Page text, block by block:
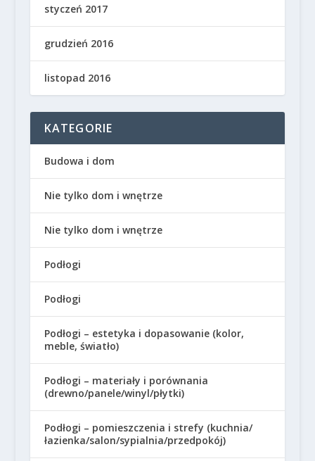
styczeń 2017
grudzień 2016
listopad 2016
KATEGORIE
Budowa i dom
Nie tylko dom i wnętrze
Nie tylko dom i wnętrze
Podłogi
Podłogi
Podłogi – estetyka i dopasowanie (kolor,
meble, światło)
Podłogi – materiały i porównania
(drewno/panele/winyl/płytki)
Podłogi – pomieszczenia i strefy (kuchnia/
łazienka/salon/sypialnia/przedpokój)